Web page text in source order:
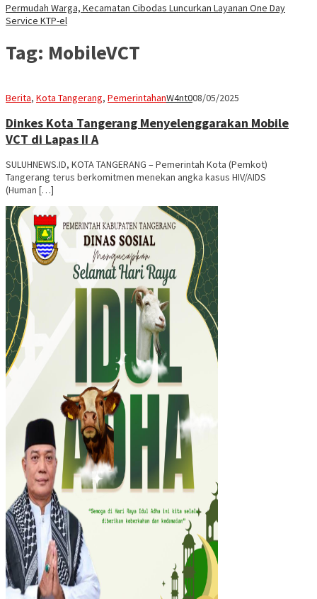
Permudah Warga, Kecamatan Cibodas Luncurkan Layanan One Day
Service KTP-el
Tag: MobileVCT
Berita, Kota Tangerang, PemerintahanW4nt008/05/2025
Dinkes Kota Tangerang Menyelenggarakan Mobile
VCT di Lapas II A
SULUHNEWS.ID, KOTA TANGERANG – Pemerintah Kota (Pemkot)
Tangerang terus berkomitmen menekan angka kasus HIV/AIDS
(Human […]